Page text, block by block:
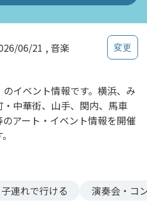
06/21 音楽
イベント情報です。横浜、み
中華街、山手、関内、馬車
アート・イベント情報を開催
子連れで行ける 演奏会・コ